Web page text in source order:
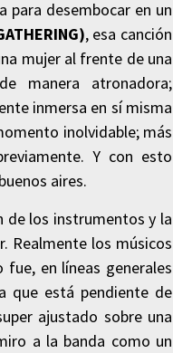
para desembocar en un
, esa canción
mujer al frente de una
manera atronadora;
inmersa en sí misma
inolvidable; más
Y con esto
aires.
de los instrumentos y la
Realmente los músicos
en líneas generales
que está pendiente de
ajustado sobre una
a la banda como un